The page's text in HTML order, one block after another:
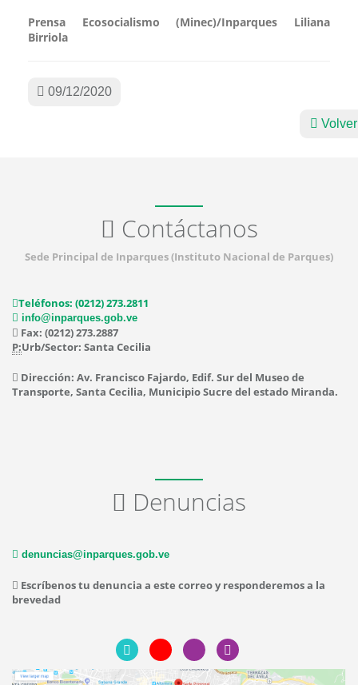
Prensa Ecosocialismo (Minec)/Inparques Liliana
Birriola
09/12/2020
Volver
Contáctanos
Sede Principal de Inparques (Instituto Nacional de Parques)
Teléfonos: (0212) 273.2811
info@inparques.gob.ve
Fax: (0212) 273.2887
P:Urb/Sector: Santa Cecilia
Dirección: Av. Francisco Fajardo, Edif. Sur del Museo de
Transporte, Santa Cecilia, Municipio Sucre del estado Miranda.
Denuncias
denuncias@inparques.gob.ve
Escríbenos tu denuncia a este correo y responderemos a la
brevedad